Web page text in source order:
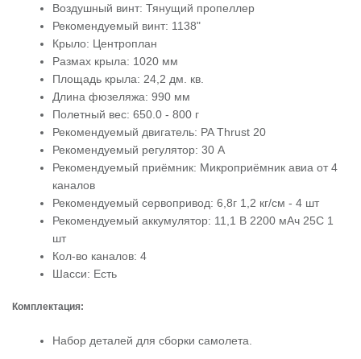
Воздушный винт: Тянущий пропеллер
Рекомендуемый винт: 1138"
Крыло: Центроплан
Размах крыла: 1020 мм
Площадь крыла: 24,2 дм. кв.
Длина фюзеляжа: 990 мм
Полетный вес: 650.0 - 800 г
Рекомендуемый двигатель: PA Thrust 20
Рекомендуемый регулятор: 30 A
Рекомендуемый приёмник: Микроприёмник авиа от 4
каналов
Рекомендуемый сервопривод: 6,8г 1,2 кг/см - 4 шт
Рекомендуемый аккумулятор: 11,1 В 2200 мАч 25C 1
шт
Кол-во каналов: 4
Шасси: Есть
Комплектация:
Набор деталей для сборки самолета.